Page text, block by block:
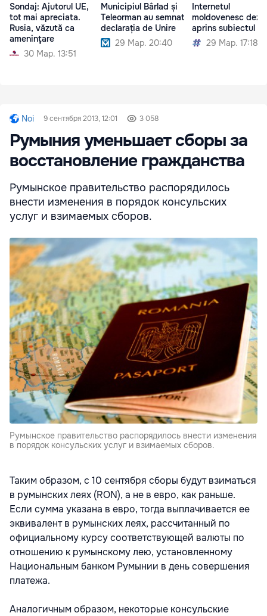
Sondaj: Ajutorul UE,
tot mai apreciata.
Rusia, văzută ca
ameninţare
30 Мар. 13:51
Municipiul Bârlad și
Teleorman au semnat
declarația de Unire
29 Мар. 20:40
Internetul
moldovenesc
aprins subiectul
29 Мар. 17:18
Noi 9 сентября 2013, 12:01 3 058
Румыния уменьшает сборы за
восстановление гражданства
Румынское правительство распорядилось
внести изменения в порядок консульских
услуг и взимаемых сборов.
Румынское правительство распорядилось внести изменения
в порядок консульских услуг и взимаемых сборов.
Таким образом, с 10 сентября сборы будут взиматься
в румынских леях (RON), а не в евро, как раньше.
Если сумма указана в евро, тогда выплачивается ее
эквивалент в румынских леях, рассчитанный по
официальному курсу соответствующей валюты по
отношению к румынскому лею, установленному
Национальным банком Румынии в день совершения
платежа.
Аналогичным образом, некоторые консульские